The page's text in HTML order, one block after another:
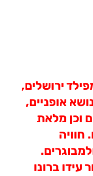
ירושלים,
אופניים,
לפני 25 שנים וכן מלאת
חוויה
עידו ברונו